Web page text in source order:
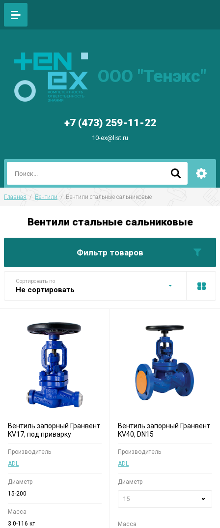
ООО "Тенэкс"
+7 (473) 259-11-22
10-ex@list.ru
Главная
  /
Вентили
  /  Вентили стальные сальниковые
Вентили стальные сальниковые
Фильтр товаров
Сортировать по
Не сортировать
Вентиль запорный Гранвент
KV17, под приварку
Производитель
ADL
Диаметр
15-200
Масса
3.0-116 кг
Вентиль запорный Гранвент
KV40, DN15
Производитель
ADL
Диаметр
15
Масса